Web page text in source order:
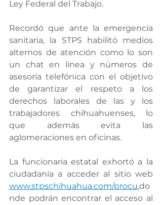
Ley Federal del Trabajo.
Recordó que ante la emergencia
sanitaria, la STPS habilitó medios
alternos de atención como lo son
un chat en línea y números de
asesoría telefónica con el objetivo
de garantizar el respeto a los
derechos laborales de las y los
trabajadores chihuahuenses, lo
que además evita las
aglomeraciones en oficinas.
La funcionaria estatal exhortó a la
www.stpschihuahua.com/procu,do
nde podrán encontrar el acceso al